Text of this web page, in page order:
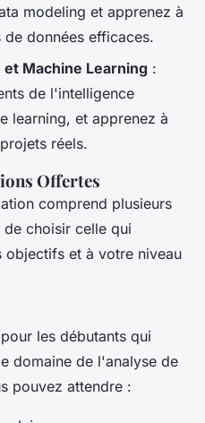
modeling et apprenez à
données efficaces.
Machine Learning :
de l'intelligence
learning, et apprenez à
réels.
Offertes
comprend plusieurs
choisir celle qui
et à votre niveau
les débutants qui
domaine de l'analyse de
pouvez attendre :